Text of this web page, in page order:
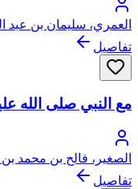
العمري، سليمان بن عبد
تفاصيل
مع النبي صلى الله
الصغير، فالح بن محمد بن
تفاصيل